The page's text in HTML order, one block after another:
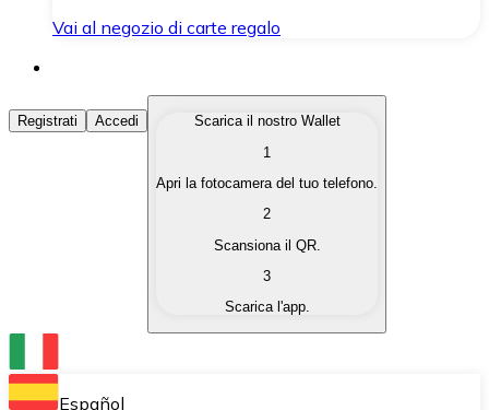
Vai al negozio di carte regalo
Acquista Criptovalute
Acquista le criptovalute che ti interessano in modo
Converti le tue criptovalute in valuta fiat quando ne
Scambia una criptovaluta con un'altra
Conserva le tue cripto in un Wallet self-custodial.
Registrati Accedi
Scarica il nostro Wallet
1
Apri la fotocamera del tuo telefono.
2
Scansiona il QR.
3
Scarica l'app.
Español